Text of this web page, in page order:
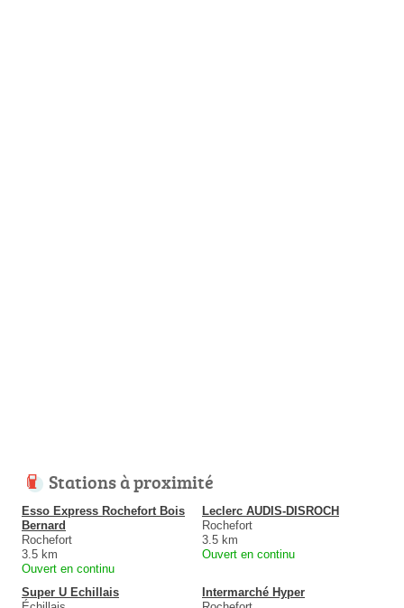
Stations à proximité
Esso Express Rochefort Bois
Bernard
Rochefort
3.5 km
Ouvert en continu
Leclerc AUDIS-DISROCH
Rochefort
3.5 km
Ouvert en continu
Super U Echillais
Intermarché Hyper